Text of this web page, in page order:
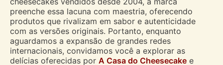
preenche essa lacuna com maestria, oferecendo
produtos que rivalizam em sabor e autenticidade
com as versões originais. Portanto, enquanto
aguardamos a expansão de grandes redes
internacionais, convidamos você a explorar as
delícias oferecidas por A Casa do Cheesecake e